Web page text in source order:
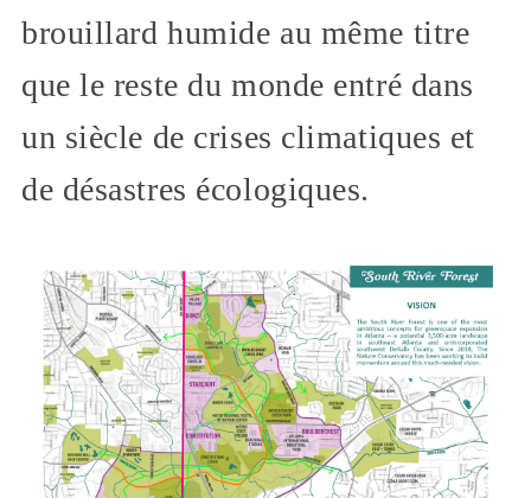
brouillard humide au même titre
que le reste du monde entré dans
un siècle de crises climatiques et
de désastres écologiques.